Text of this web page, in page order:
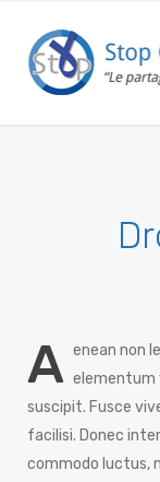
A enean non
elementum
suscipit. Fusce
facilisi. Donec
commodo luctus,